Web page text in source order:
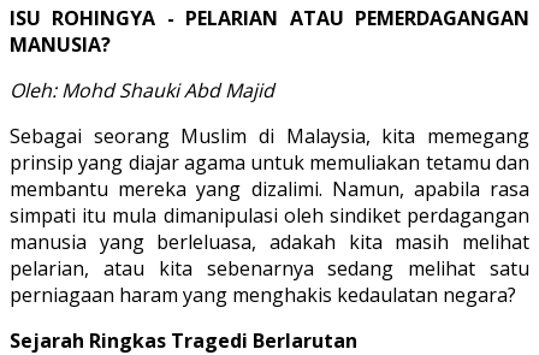
ISU ROHINGYA - PELARIAN ATAU PEMERDAGANGAN
MANUSIA?
Oleh: Mohd Shauki Abd Majid
Sebagai seorang Muslim di Malaysia, kita memegang
prinsip yang diajar agama untuk memuliakan tetamu dan
membantu mereka yang dizalimi. Namun, apabila rasa
simpati itu mula dimanipulasi oleh sindiket perdagangan
manusia yang berleluasa, adakah kita masih melihat
pelarian, atau kita sebenarnya sedang melihat satu
perniagaan haram yang menghakis kedaulatan negara?
Sejarah Ringkas Tragedi Berlarutan